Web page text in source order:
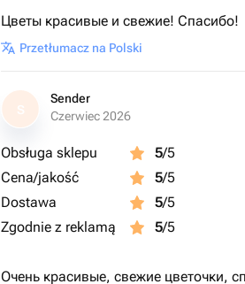
Цветы красивые и свежие! Спасибо!
Przetłumacz na Polski
S
Sender
Czerwiec 2026
Obsługa sklepu 5/5
Cena/jakość
5/5
Dostawa
5/5
Zgodnie z reklamą
5/5
Очень красивые, свежие цветочки,